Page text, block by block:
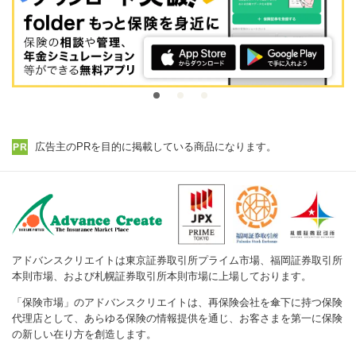
広告主のPRを目的に掲載している商品になります。
アドバンスクリエイトは東京証券取引所プライム市場、福岡証券取引所
本則市場、および札幌証券取引所本則市場に上場しております。
「保険市場」のアドバンスクリエイトは、再保険会社を傘下に持つ保険
代理店として、あらゆる保険の情報提供を通じ、お客さまを第一に保険
の新しい在り方を創造します。